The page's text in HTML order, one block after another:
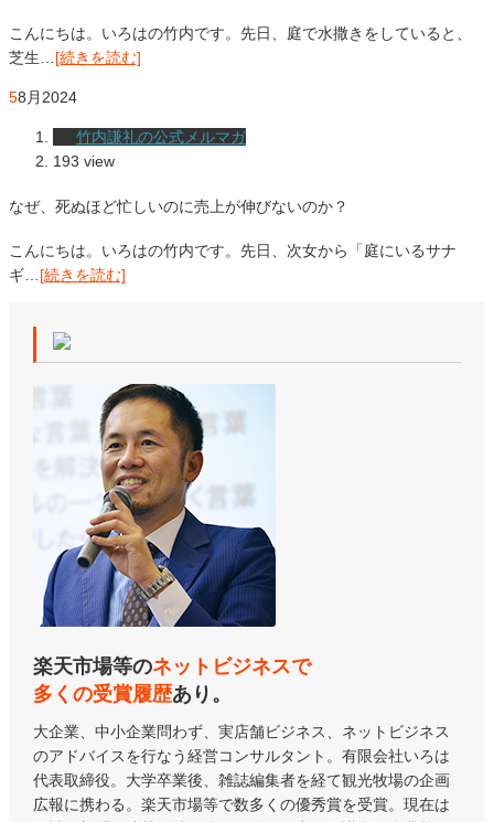
こんにちは。いろはの竹内です。先日、庭で水撒きをしていると、
芝生… [続きを読む]
58月 2024
竹内謙礼の公式メルマガ
193 view
なぜ、死ぬほど忙しいのに売上が伸びないのか？
こんにちは。いろはの竹内です。先日、次女から「庭にいるサナ
ギ… [続きを読む]
楽天市場等のネットビジネスで
多くの受賞履歴あり。
大企業、中小企業問わず、実店舗ビジネス、ネットビジネス
のアドバイスを行なう経営コンサルタント。有限会社いろは
代表取締役。大学卒業後、雑誌編集者を経て観光牧場の企画
広報に携わる。楽天市場等で数多くの優秀賞を受賞。現在は